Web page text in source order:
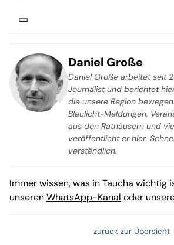
Daniel Große
Daniel Große arbeitet seit
Journalist und berichtet
die unsere Region
Blaulicht-Meldungen,
aus den Rathäusern und
veröffentlicht er hier.
verständlich.
Immer wissen, was in Taucha wichtig
unserenWhatsApp-Kanal oder
zurück zur Übersicht